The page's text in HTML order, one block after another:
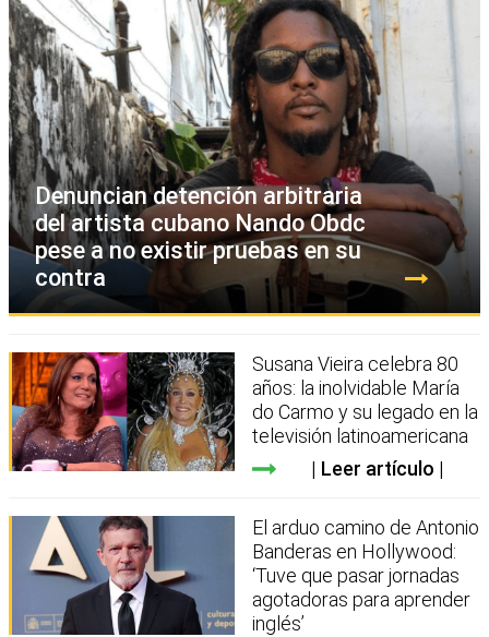
Denuncian detención arbitraria
del artista cubano Nando Obdc
pese a no existir pruebas en su
contra
Susana Vieira celebra 80
años: la inolvidable María
do Carmo y su legado en la
televisión latinoamericana
Leer artículo
El arduo camino de Antonio
Banderas en Hollywood:
‘Tuve que pasar jornadas
agotadoras para aprender
inglés’